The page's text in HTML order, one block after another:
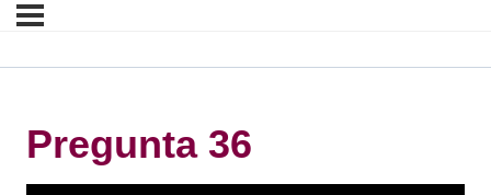
Pregunta 36